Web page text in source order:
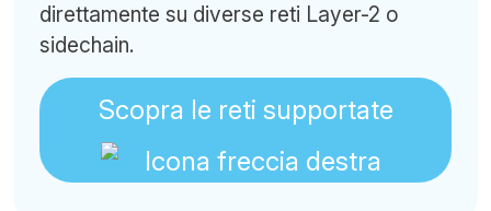
direttamente su diverse reti Layer-2 o
sidechain.
Scopra le reti supportate